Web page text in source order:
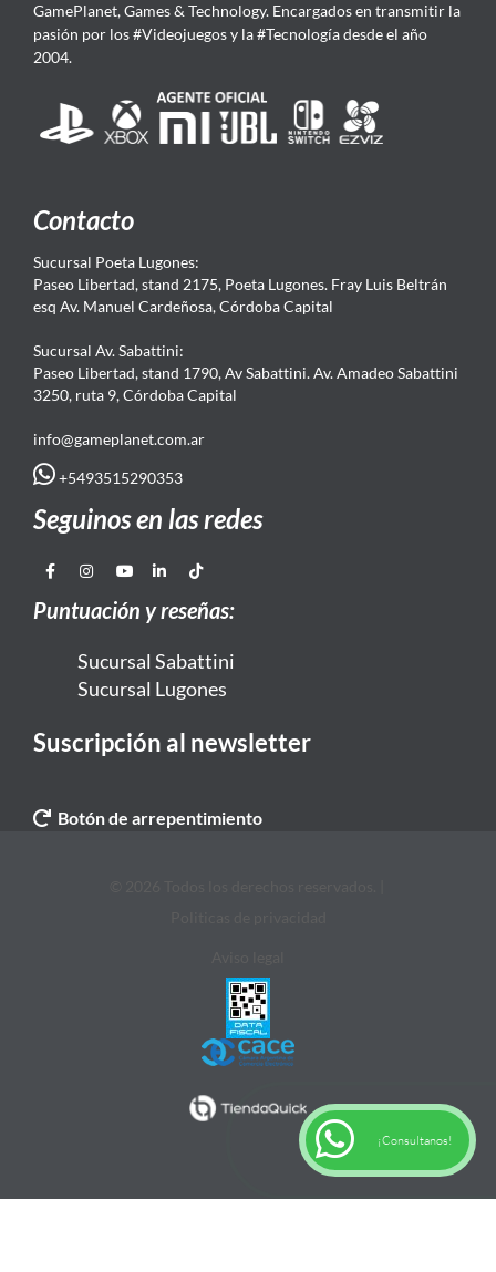
GamePlanet, Games & Technology. Encargados en transmitir la
pasión por los #Videojuegos y la #Tecnología desde el año
2004.
Contacto
Sucursal Poeta Lugones:
Paseo Libertad, stand 2175, Poeta Lugones. Fray Luis Beltrán
esq Av. Manuel Cardeñosa, Córdoba Capital
Sucursal Av. Sabattini:
Paseo Libertad, stand 1790, Av Sabattini. Av. Amadeo Sabattini
3250, ruta 9, Córdoba Capital
info@gameplanet.com.ar
+5493515290353
Seguinos en las redes
Puntuación y reseñas:
Sucursal Sabattini
Sucursal Lugones
Suscripción al newsletter
Botón de arrepentimiento
¡Consultanos!